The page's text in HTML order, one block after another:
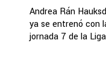
Andrea Rán
ya se entrenó con
jornada 7 de la